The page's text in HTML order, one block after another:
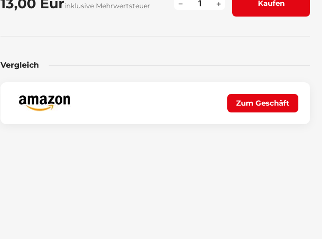
inklusive Mehrwertsteuer +
– Kaufen
Vergleich
Zum Geschäft